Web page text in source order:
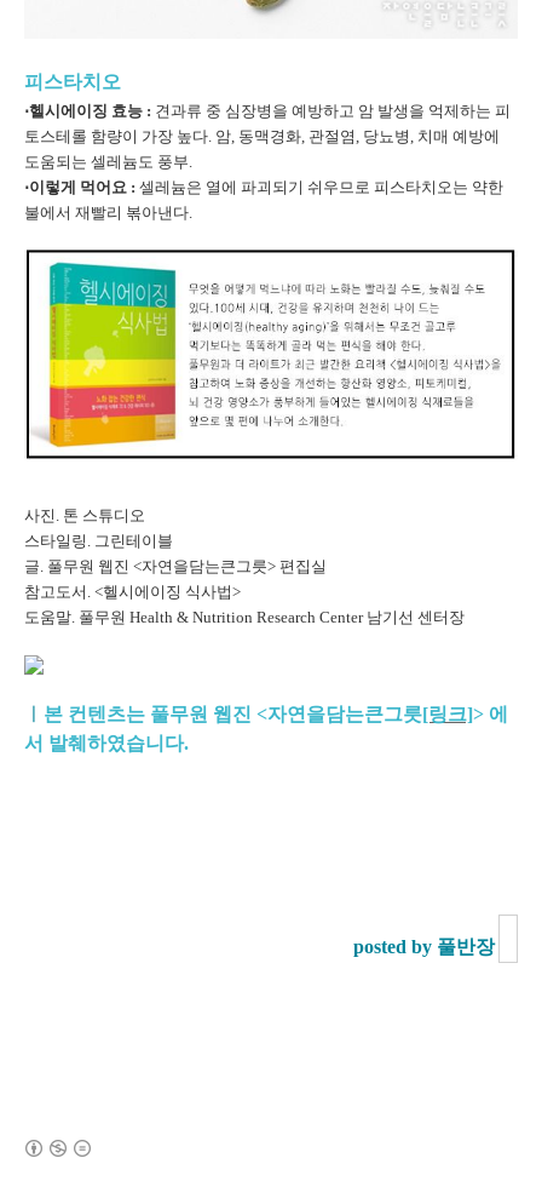
피 스타치오
⋅헬시에이징 효능 : 견과류 중 심장병을 예방하고 암 발생을 억제하는 피
토스테롤 함량이 가장 높다. 암, 동맥경화, 관절염, 당뇨병, 치매 예방에
도움되는 셀레늄도 풍부.
⋅이렇게 먹어요 : 셀레늄은 열에 파괴되기 쉬우므로 피스타치오는 약한
불에서 재빨리 볶아낸다.
사진. 톤 스튜디오
스타일링. 그린테이블
글. 풀무원 웹진 <자연을담는큰그릇> 편집실
참고도서. <헬시에이징 식사법>
도움말. 풀무원 Health & Nutrition Research Center 남기선 센터장
본 컨텐츠는 풀무원 웹진 <자연을담는큰그릇[링크]> 에
서 발췌하였습니다.
posted by 풀반장